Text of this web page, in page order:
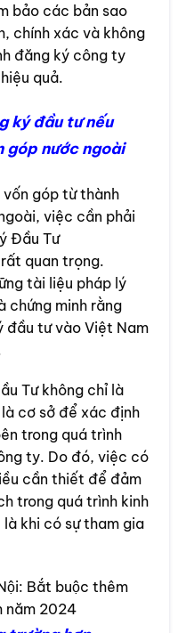
bảo các bản sao
chính xác và không
đăng ký công ty
quả.
ký đầu tư nếu
góp nước ngoài
góp từ thành
việc cần phải
Đầu Tư
quan trọng.
tài liệu pháp lý
chứng minh rằng
đầu tư vào Việt Nam
Tư không chỉ là
cơ sở để xác định
trong quá trình
ty. Do đó, việc có
cần thiết để đảm
trong quá trình kinh
khi có sự tham gia
Bắt buộc thêm
năm 2024